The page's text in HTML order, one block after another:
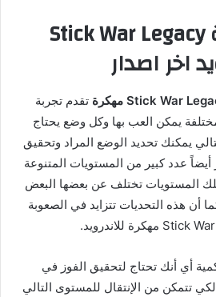
نبذة حول لعبة Stick War Legacy
اخر اصدار
تقدم تجربة
يمكن العب بها وكل وضع يحتاج
يمكنك تحديد الوضع المراد وتحقيق
عدد كبير من المستويات المتنوعة
المستويات تختلف عن بعضها البعض
أن هذه التحديات تتزايد في الصعوبة
أي أنك تحتاج لتحقيق الفوز في
تتمكن من الإنتقال للمستوى التالي